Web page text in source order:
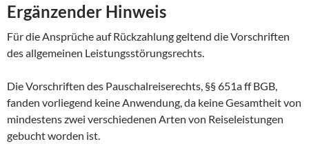
Ergänzender Hinweis
Für die Ansprüche auf Rückzahlung geltend die Vorschriften
des allgemeinen Leistungsstörungsrechts.
Die Vorschriften des Pauschalreiserechts, §§ 651a ff BGB,
fanden vorliegend keine Anwendung, da keine Gesamtheit von
mindestens zwei verschiedenen Arten von Reiseleistungen
gebucht worden ist.